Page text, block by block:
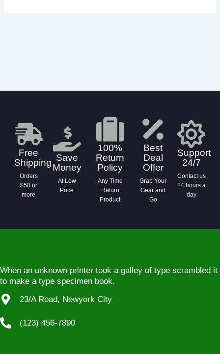
Free
Shipping
Orders
$50 or
more
Save
Money
At Low
Price
100%
Return
Policy
Any Time
Return
Product
Best
Deal
Offer
Grab Your
Gear and
Go
Support
24/7
Contact us
24 hours a
day
When an unknown printer took a galley of type scrambled it
to make a type specimen book.
23/A Road, Newyork City
(123) 456-7890